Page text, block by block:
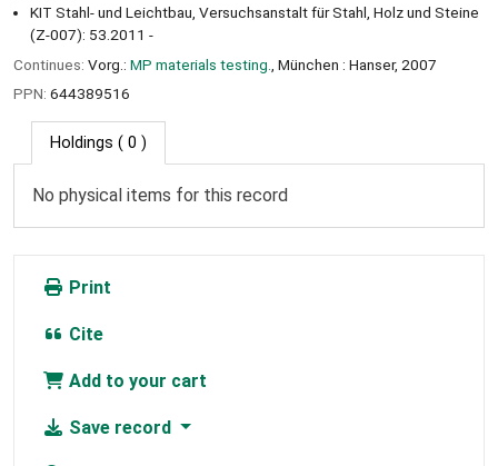
KIT Stahl- und Leichtbau, Versuchsanstalt für Stahl, Holz und Steine
(Z-007): 53.2011 -
Continues: Vorg.: MP materials testing.
, München : Hanser, 2007
PPN: 644389516
Holdings ( 0 )
No physical items for this record
Print
Cite
Add to your cart
Save record